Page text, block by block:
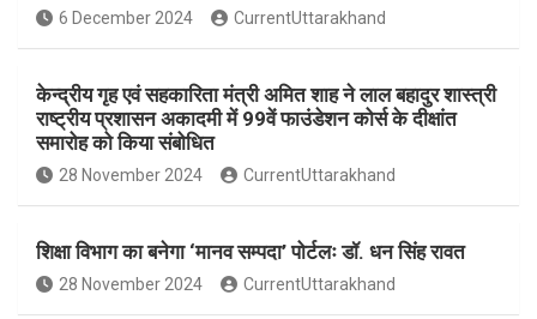
6 December 2024 CurrentUttarakhand
केन्द्रीय गृह एवं सहकारिता मंत्री अमित शाह ने लाल बहादुर शास्त्री
राष्ट्रीय प्रशासन अकादमी में 99वें फाउंडेशन कोर्स के दीक्षांत
समारोह को किया संबोधित
28 November 2024 CurrentUttarakhand
शिक्षा विभाग का बनेगा ‘मानव सम्पदा’ पोर्टलः डॉ. धन सिंह रावत
28 November 2024 CurrentUttarakhand